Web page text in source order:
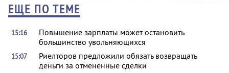
ЕЩЕ ПО ТЕМЕ
15:16
Повышение зарплаты может остановить
большинство увольняющихся
15:07
Риелторов предложили обязать возвращать
деньги за отменённые сделки